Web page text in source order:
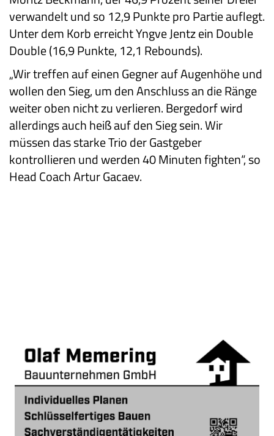
verwandelt und so 12,9 Punkte pro Partie auflegt.
Unter dem Korb erreicht Yngve Jentz ein Double
Double (16,9 Punkte, 12,1 Rebounds).
„Wir treffen auf einen Gegner auf Augenhöhe und
wollen den Sieg, um den Anschluss an die Ränge
weiter oben nicht zu verlieren. Bergedorf wird
allerdings auch heiß auf den Sieg sein. Wir
müssen das starke Trio der Gastgeber
kontrollieren und werden 40 Minuten fighten“, so
Head Coach Artur Gacaev.